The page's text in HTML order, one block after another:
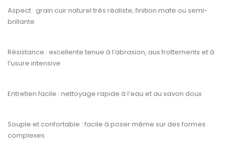
Aspect : grain cuir naturel très réaliste, finition mate ou semi-
brillante
Résistance : excellente tenue à l’abrasion, aux frottements et à
l’usure intensive
Entretien facile : nettoyage rapide à l’eau et au savon doux
Souple et confortable : facile à poser même sur des formes
complexes